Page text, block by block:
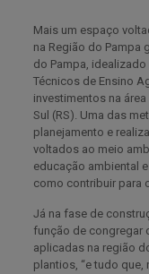
Mais um espaço
na Região do Pampa
do Pampa,
Técnicos de Ensino
investimentos na
Sul (RS). Uma das
planejamento e
voltados ao meio
educação ambiental
como contribuir para
Já na fase de
função de congregar
aplicadas na região
plantios, “e tudo que,